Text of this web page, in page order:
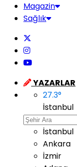
Magazin
Sağlık
YAZARLAR
27.3°
İstanbul
İstanbul
Ankara
İzmir